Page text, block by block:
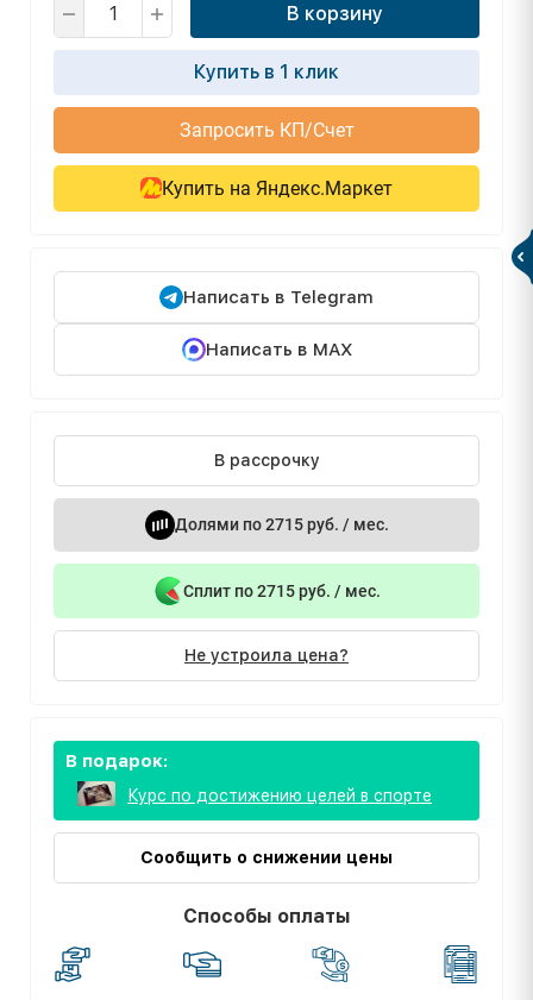
В корзину
Купить в 1 клик
Запросить КП/Счет
Купить на Яндекс.Маркет
Написать в Telegram
Написать в MAX
В рассрочку
Долями по 2715 руб. / мес.
Сплит по 2715 руб. / мес.
Не устроила цена?
В подарок:
Курс по достижению целей в спорте
Сообщить о снижении цены
Способы оплаты